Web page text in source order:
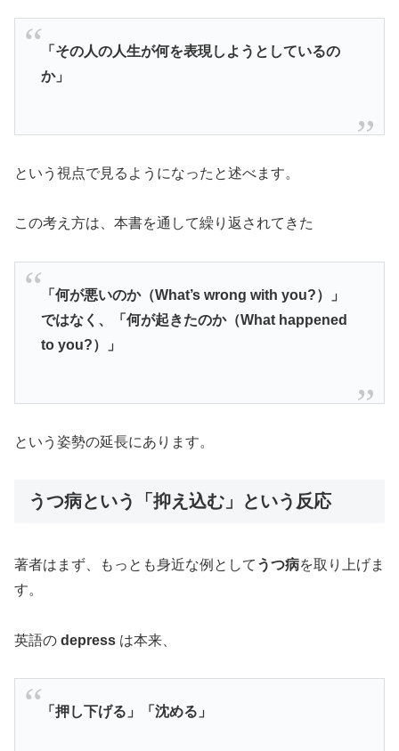
「その人の人生が何を表現しようとしているの
か」
という視点で見るようになったと述べます。
この考え方は、本書を通して繰り返されてきた
「何が悪いのか（What’s wrong with you?）」
ではなく、「何が起きたのか（What happened
to you?）」
という姿勢の延長にあります。
うつ病という「抑え込む」という反応
著者はまず、もっとも身近な例として うつ病を取り上げま
す。
英語の depress は本来、
「押し下げる」「沈める」